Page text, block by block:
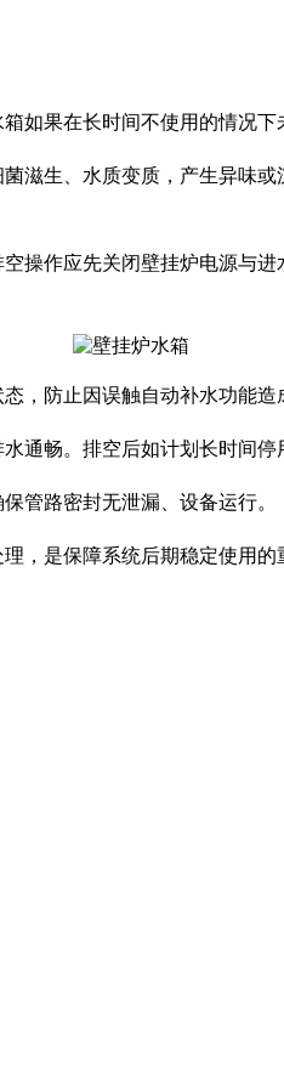
如果在长时间不使用的情况
滋生、水质变质，产生异味
操作应先关闭壁挂炉电源与
，防止因误触自动补水功能造
畅。排空后如计划长时间停
管路密封无泄漏、设备运行。
，是保障系统后期稳定使用的